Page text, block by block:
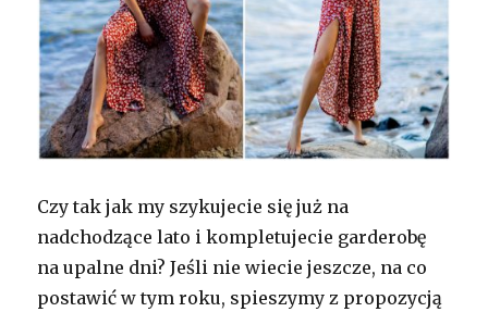
Czy tak jak my szykujecie się już na
nadchodzące lato i kompletujecie garderobę
na upalne dni? Jeśli nie wiecie jeszcze, na co
postawić w tym roku, spieszymy z propozycją